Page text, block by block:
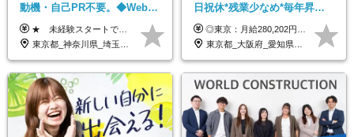
動機・自己PR不要。◆Web面
談OK◆完全週休2日◆年収700
万円可/p13
★ 未経験スタートでも月収40万円以上も目指せます！ ★ ★ 試用期間6か月あり／給与・待遇に変更なし ★ ＼パターン①orパターン②で給与形態の選択が可能／ ＜パターン①＞ 月給+交通費+（残業代は全額別途支給） 【首都圏・関東・北信越】 月給30.0万円以上 【関西】 月給27.5万円以上 【中部】 月給26.5万円以上 【東北】 月給24.5万円以上 【北海道】 月給24.0万円以上 【九州・中四国】 月給25.5万円以上 ＜パターン②＞ 月給（固定残業代20H含む）+交通費+賞与年2回+残業代 （※20H場合を超過した場合は全額別途支給） 【首都圏・関東・北信越】 月給25.0万円以上 【関 西・中部】 月給24.5万円以上 【東 北・北海道・九州・中四国】 月給23.5万円以上 ※上記給与には固定残業代（月20H分）を含みます 固定残業代は残業の有無に関わらず支給し、超過分は別途全額支給いたします ①②の給与形態はご本人様と相談の上、最終的に会社が決定いたします （内定時に通知） ■給与改定年1回 ■(※)賞与年2回（昨年度支給実績2回／頑張りを評価） (※)支給条件に規定あり
東京都_神奈川県_埼玉県_千葉県_大阪府_愛知県_北海道_青森県_岩手県_宮城県_秋田県_山形県_福島県_茨城県_栃木県_群馬県_新潟県_山梨県_長野県_富山県_石川県_福井県_静岡県_岐阜県_三重県_兵庫県_京都府_滋賀県_奈良県_和歌山県_広島県_岡山県_鳥取県_島根県_山口県_徳島県_香川県_愛媛県_高知県_福岡県_佐賀県_長崎県_大分県_宮崎県_鹿児島県_沖縄県
日祝休*残業少なめ*毎年昇給
あり*面接1回*月収37万円可/o
◎東京：月給280,202円～402,430円 ◎大阪：月給269,824円～392,052円 ◎名古屋：月給285,967円～408,195円 ◎その他：月給265,212円～387,440円 ※試用期間3か月／待遇は研修期間中のみ変更あり （東京：23.9万円～、大阪：月給23.4万円～、名古屋：月給24.2万円～、その他：月給23.1万円～） ※固定残業代（配属後に支給）・一律手当を含む ※固定残業代は残業がない場合も支給し、超過分は別途支給する ※年齢、経験、能力を考慮し、支給額を決定します。
東京都_大阪府_愛知県_北海道_宮城県_新潟県_石川県_静岡県_広島県_福岡県_沖縄県